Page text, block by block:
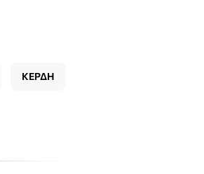
ΚΕΡΔΗ